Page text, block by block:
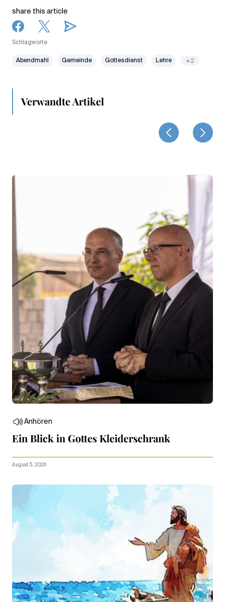
share this article
Schlagworte
Abendmahl Gemeinde Gottesdienst Lehre +2
Verwandte Artikel
Anhören
Ein Blick in Gottes Kleiderschrank
August 5, 2026